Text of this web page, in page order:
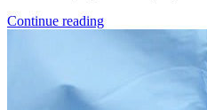
Continue reading